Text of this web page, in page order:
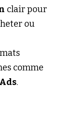
clair pour
ou
.